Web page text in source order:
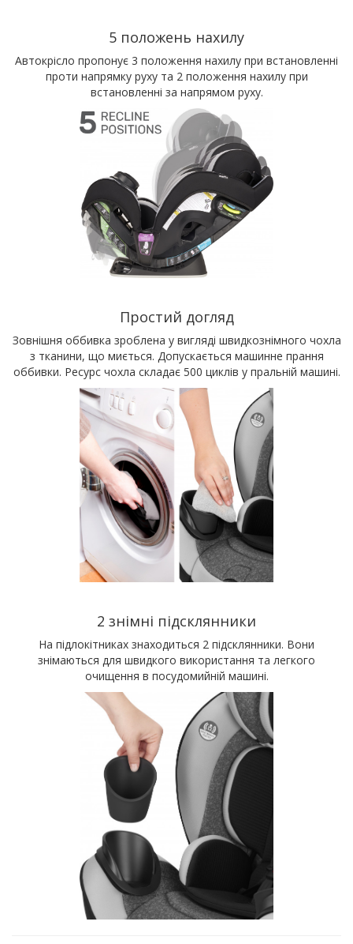
5 положень нахилу
Автокрісло пропонує 3 положення нахилу при встановленні
проти напрямку руху та 2 положення нахилу при
встановленні за напрямом руху.
Простий догляд
Зовнішня оббивка зроблена у вигляді швидкознімного чохла
з тканини, що миється. Допускається машинне прання
оббивки. Ресурс чохла складає 500 циклів у пральній машині.
2 знімні підсклянники
На підлокітниках знаходиться 2 підсклянники. Вони
знімаються для швидкого використання та легкого
очищення в посудомийній машині.